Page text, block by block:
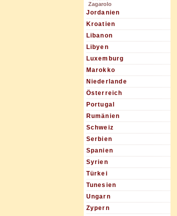
Zagarolo
Jordanien
Kroatien
Libanon
Libyen
Luxemburg
Marokko
Niederlande
Österreich
Portugal
Rumänien
Schweiz
Serbien
Spanien
Syrien
Türkei
Tunesien
Ungarn
Zypern